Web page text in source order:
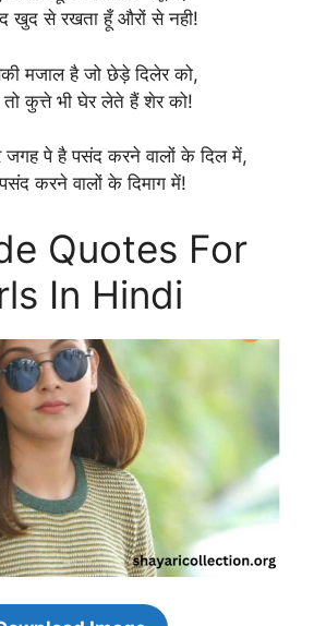
खुद से रखता हूँ औरों से नही!
मजाल है जो छेड़े दिलेर को,
तो कुत्ते भी घेर लेते हैं शेर को!
जगह पे है पसंद करने वालों के दिल में,
करने वालों के दिमाग में!
Quotes For
In Hindi